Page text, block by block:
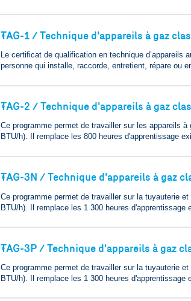
🢒
TAG-1 / Technique d'appareils à gaz
Le certificat de qualification en technique d’appareils
personne qui installe, raccorde, entretient, répare ou
🢒
TAG-2 / Technique d'appareils à gaz
Ce programme permet de travailler sur les appareils
BTU/h). Il remplace les 800 heures d'apprentissage
🢒
TAG-3N / Technique d'appareils à gaz
Ce programme permet de travailler sur la tuyauterie
BTU/h). Il remplace les 1 300 heures d'apprentissage
🢒
TAG-3P / Technique d'appareils à gaz
Ce programme permet de travailler sur la tuyauterie
BTU/h). Il remplace les 1 300 heures d'apprentissage